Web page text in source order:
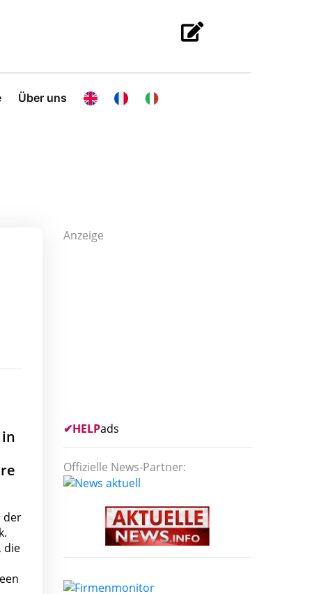
Über uns
der
die
Anzeige
✔HELPads
Offizielle News-Partner: